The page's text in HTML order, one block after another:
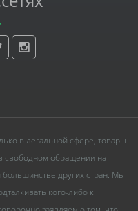
в легальной сфере, товары
свободном обращении на
других стран. Мы
кого-либо к